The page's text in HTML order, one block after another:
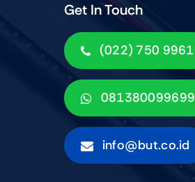
Get In Touch
(022) 750 9961
081380099699
info@but.co.id